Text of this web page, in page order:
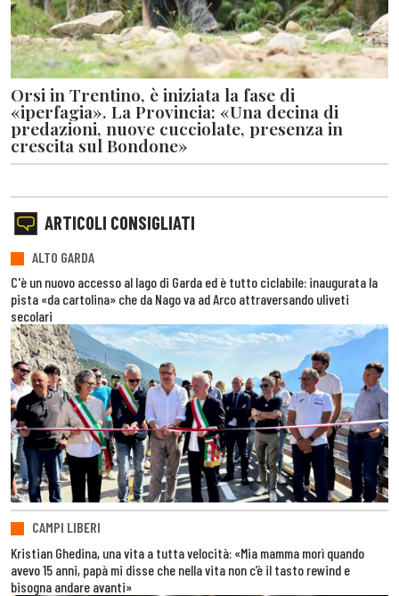
Orsi in Trentino, è iniziata la fase di
«iperfagia». La Provincia: «Una decina di
predazioni, nuove cucciolate, presenza in
crescita sul Bondone»
ARTICOLI CONSIGLIATI
ALTO GARDA
C'è un nuovo accesso al lago di Garda ed è tutto ciclabile: inaugurata la
pista «da cartolina» che da Nago va ad Arco attraversando uliveti
secolari
CAMPI LIBERI
Kristian Ghedina, una vita a tutta velocità: «Mia mamma morì quando
avevo 15 anni, papà mi disse che nella vita non c’è il tasto rewind e
bisogna andare avanti»